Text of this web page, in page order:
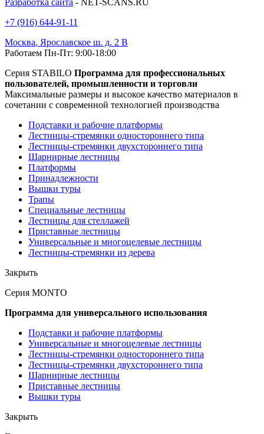
+7 (916) 644-91-11
Москва, Ярославское ш. д. 2 В
Работаем Пн-Пт: 9:00-18:00
Серия STABILO Программа для профессиональных
пользователей, промышленности и торговли
Максимальные размеры и высокое качество материалов в
сочетании с современной технологией производства
Подставки и рабочие платформы
Лестницы-стремянки одностороннего типа
Лестницы-стремянки двухстороннего типа
Шарнирные лестницы
Платформы
Принадлежности
Вышки туры
Трапы
Специальные лестницы
Лестницы для стеллажей
Приставные лестницы
Универсальные и многоцелевые лестницы
Лестницы-стремянки из дерева
Закрыть
Серия MONTO
Программа для универсального использования
Подставки и рабочие платформы
Универсальные и многоцелевые лестницы
Лестницы-стремянки одностороннего типа
Лестницы-стремянки двухстороннего типа
Шарнирные лестницы
Приставные лестницы
Вышки туры
Закрыть